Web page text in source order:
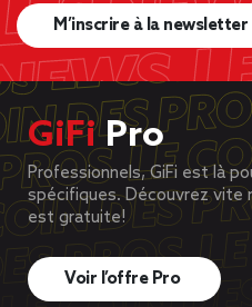
M’inscrire à la newsletter
GiFiPro
Professionnels, GiFi est là
spécifiques. Découvrez vite
est gratuite!
Voir l’offre Pro